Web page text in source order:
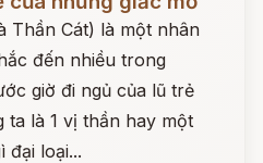
Thần Cát) là một nhân
đến nhiều trong
giờ đi ngủ của lũ trẻ
ta là 1 vị thần hay một
đại loại...